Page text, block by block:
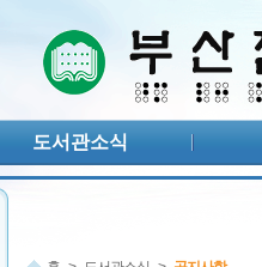
도서관소식